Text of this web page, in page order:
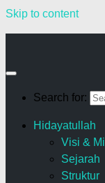
Skip to content
Search for:
Hidayatullah
Visi &
Sejarah
Struktur